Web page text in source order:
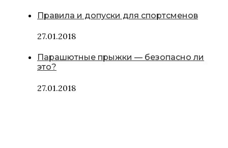
Правила и допуски для спортсменов
27.01.2018
Парашютные прыжки — безопасно ли
это?
27.01.2018